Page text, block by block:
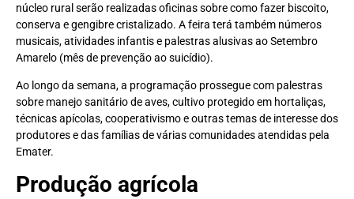
núcleo rural serão realizadas oficinas sobre como fazer biscoito,
conserva e gengibre cristalizado. A feira terá também números
musicais, atividades infantis e palestras alusivas ao Setembro
Amarelo (mês de prevenção ao suicídio).
Ao longo da semana, a programação prossegue com palestras
sobre manejo sanitário de aves, cultivo protegido em hortaliças,
técnicas apícolas, cooperativismo e outras temas de interesse dos
produtores e das famílias de várias comunidades atendidas pela
Emater.
Produção agrícola